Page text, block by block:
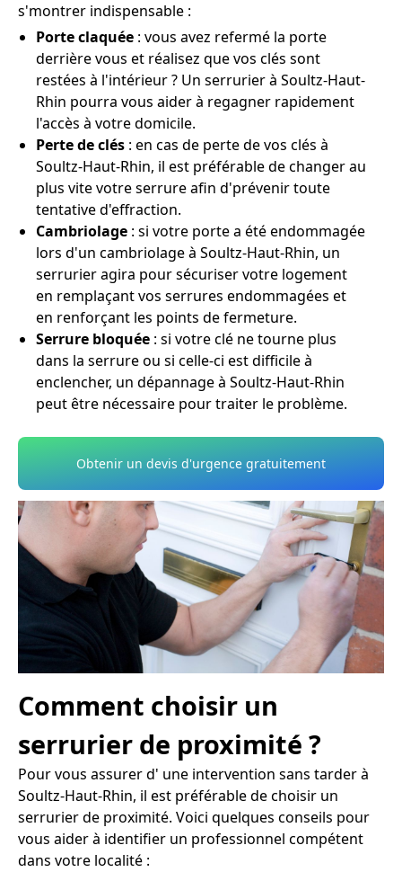
s'montrer indispensable :
Porte claquée : vous avez refermé la porte
derrière vous et réalisez que vos clés sont
restées à l'intérieur ? Un serrurier à Soultz-Haut-
Rhin pourra vous aider à regagner rapidement
l'accès à votre domicile.
Perte de clés : en cas de perte de vos clés à
Soultz-Haut-Rhin, il est préférable de changer au
plus vite votre serrure afin d'prévenir toute
tentative d'effraction.
Cambriolage : si votre porte a été endommagée
lors d'un cambriolage à Soultz-Haut-Rhin, un
serrurier agira pour sécuriser votre logement
en remplaçant vos serrures endommagées et
en renforçant les points de fermeture.
Serrure bloquée : si votre clé ne tourne plus
dans la serrure ou si celle-ci est difficile à
enclencher, un dépannage à Soultz-Haut-Rhin
peut être nécessaire pour traiter le problème.
Obtenir un devis d'urgence gratuitement
Comment choisir un
serrurier de proximité ?
Pour vous assurer d' une intervention sans tarder à
Soultz-Haut-Rhin, il est préférable de choisir un
serrurier de proximité. Voici quelques conseils pour
vous aider à identifier un professionnel compétent
dans votre localité :